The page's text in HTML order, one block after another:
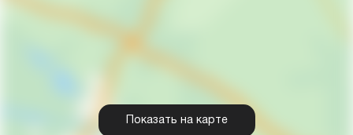
Показать на карте